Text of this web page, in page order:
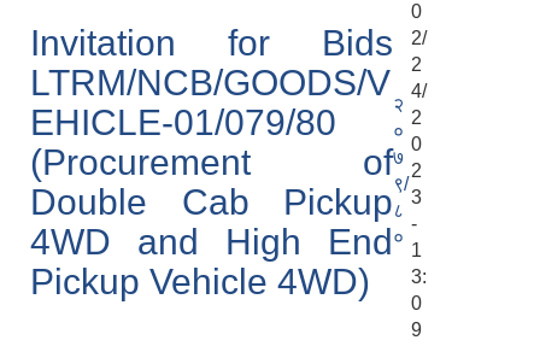
Invitation for Bids
LTRM/NCB/GOODS/V
EHICLE-01/079/80
(Procurement of
Double Cab Pickup
4WD and High End
Pickup Vehicle 4WD)
२
०
७
९/
८
०
0
2/
2
4/
2
0
2
3
-
1
3:
0
9